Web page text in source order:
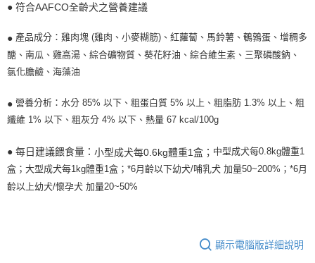
● 符合AAFCO全齡犬之營養建議
● 產品成分：雞肉塊 (雞肉、小麥糊筋)、紅蘿蔔、馬鈴薯、鵪鶉蛋、增稠多
醣、南瓜、雞高湯、綜合礦物質、葵花籽油、綜合維生素、三聚磷酸鈉、
氯化膽鹼、海藻油
● 營養分析：水分 85% 以下、粗蛋白質 5% 以上、粗脂肪 1.3% 以上、粗
纖維 1% 以下、粗灰分 4% 以下、熱量 67 kcal/100g
● 每日建議餵食量： 小型成犬每0.6kg體重1盒； 中型成犬每0.8kg體重1
盒； 大型成犬每1kg體重1盒； *6月齡以下幼犬/哺乳犬 加量50~200%； *6月
齡以上幼犬/懷孕犬 加量20~50%
顯示電腦版詳細說明